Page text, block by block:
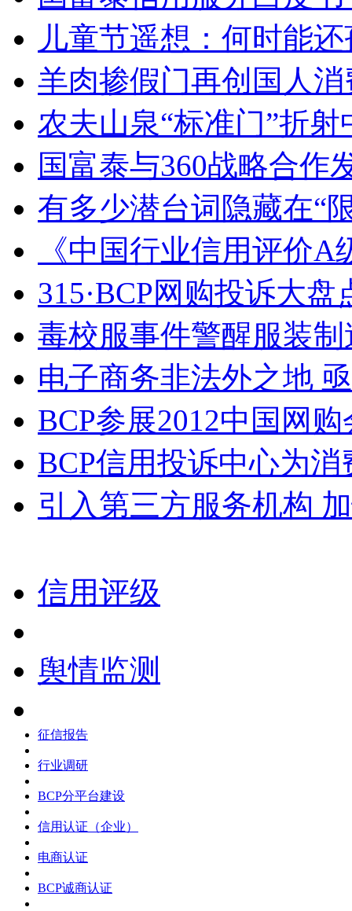
儿童节遥想：何时能
羊肉掺假门再创国人
农夫山泉“标准门”折
国富泰与360战略合作
有多少潜台词隐藏在“
《中国行业信用评价
315·BCP网购投诉大盘
毒校服事件警醒服装制
电子商务非法外之地
BCP参展2012中国网
BCP信用投诉中心为
引入第三方服务机构
信用评级
舆情监测
征信报告
行业调研
BCP分平台建设
信用认证（企业）
电商认证
BCP诚商认证